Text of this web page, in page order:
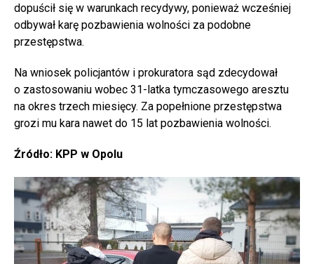
dopuścił się w warunkach recydywy, ponieważ wcześniej
odbywał karę pozbawienia wolności za podobne
przestępstwa.
Na wniosek policjantów i prokuratora sąd zdecydował
o zastosowaniu wobec 31-latka tymczasowego aresztu
na okres trzech miesięcy. Za popełnione przestępstwa
grozi mu kara nawet do 15 lat pozbawienia wolności.
Źródło: KPP w Opolu